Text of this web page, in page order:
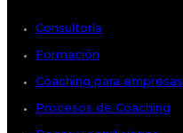
Consultoría
Formación
Coaching para empresas
Procesos de Coaching